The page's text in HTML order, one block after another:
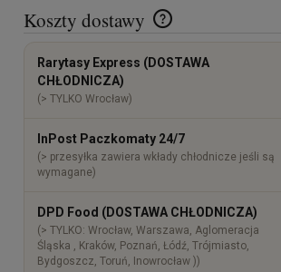
Koszty dostawy
Cena nie zawiera ewentualnych kosztów płatności
Rarytasy Express (DOSTAWA
CHŁODNICZA)
(> TYLKO Wrocław)
InPost Paczkomaty 24/7
(> przesyłka zawiera wkłady chłodnicze jeśli są
wymagane)
DPD Food (DOSTAWA CHŁODNICZA)
(> TYLKO: Wrocław, Warszawa, Aglomeracja
Śląska , Kraków, Poznań, Łódź, Trójmiasto,
Bydgoszcz, Toruń, Inowrocław ))